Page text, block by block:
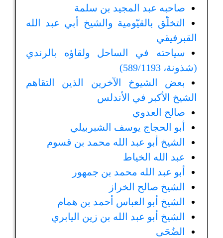
صاحبه عبد المجيد بن سلمة
التخلّق بالقيّومية والشيخ أبي عبد الله
القبرفيقي
سياحته في الساحل ولقاؤه بالرندي
(شذونة، 589/1193)
بعض الشيوخ الآخرين الذين التقاهم
الشيخ الأكبر في الأندلس
صالح العدوي
أبو الحجاج يوسف الشبربيلي
الشيخ أبو عبد الله محمد بن قسوم
عبد الله الخياط
أبو عبد الله محمد بن جمهور
الشيخ صالح الخراز
الشيخ أبو العباس أحمد بن همام
الشيخ أبو عبد الله بن زين اليابري
الضُحَى